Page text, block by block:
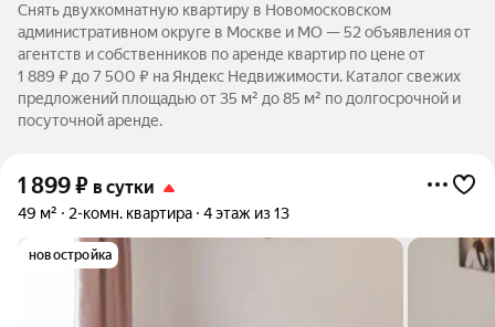
Снять двухкомнатную квартиру в Новомосковском
административном округе в Москве и МО — 52 объявления от
агентств и собственников по аренде квартир по цене от
1 889 ₽ до 7 500 ₽ на Яндекс Недвижимости. Каталог свежих
предложений площадью от 35 м² до 85 м² по долгосрочной и
посуточной аренде.
1 899₽ в сутки
49 м² 2-комн. квартира 4 этаж из 13
новостройка